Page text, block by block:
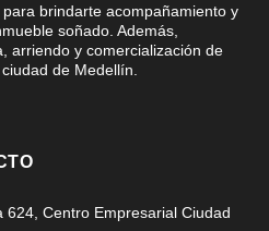
brindarte acompañamiento y
soñado. Además,
arriendo y comercialización de
de Medellín.
Centro Empresarial Ciudad